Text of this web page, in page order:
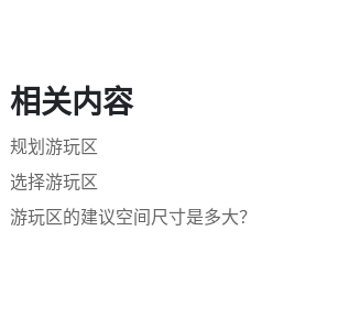
相关内容
规划游玩区
选择游玩区
游玩区的建议空间尺寸是多大？